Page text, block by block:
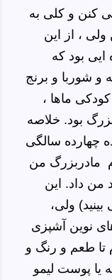
کنن و کلی به
، از این
ایی بود که
شوربا و برنج
ماها ،
بود. خلاصه
چهارده سالگی
مادربزرگ من
داد. این
ولی،
نوین آشپزی
تا طعم و رنگ و
پوست لیمو